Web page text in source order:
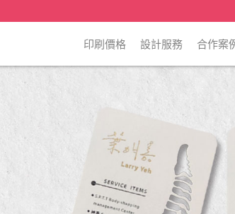
印刷價格 設計服務 合作案